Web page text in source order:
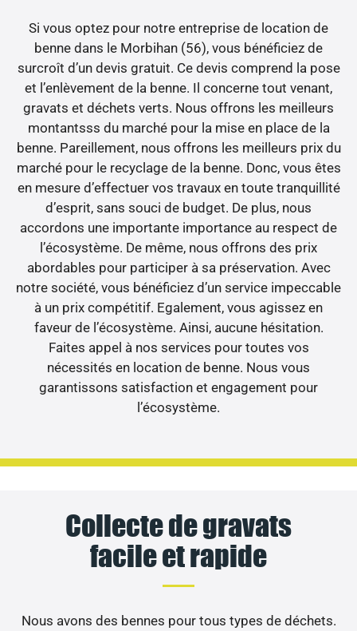
Si vous optez pour notre entreprise de location de
benne dans le Morbihan (56), vous bénéficiez de
surcroît d’un devis gratuit. Ce devis comprend la pose
et l’enlèvement de la benne. Il concerne tout venant,
gravats et déchets verts. Nous offrons les meilleurs
montantsss du marché pour la mise en place de la
benne. Pareillement, nous offrons les meilleurs prix du
marché pour le recyclage de la benne. Donc, vous êtes
en mesure d’effectuer vos travaux en toute tranquillité
d’esprit, sans souci de budget. De plus, nous
accordons une importante importance au respect de
l’écosystème. De même, nous offrons des prix
abordables pour participer à sa préservation. Avec
notre société, vous bénéficiez d’un service impeccable
à un prix compétitif. Egalement, vous agissez en
faveur de l’écosystème. Ainsi, aucune hésitation.
Faites appel à nos services pour toutes vos
nécessités en location de benne. Nous vous
garantissons satisfaction et engagement pour
l’écosystème.
Collecte de gravats
facile et rapide
Nous avons des bennes pour tous types de déchets.